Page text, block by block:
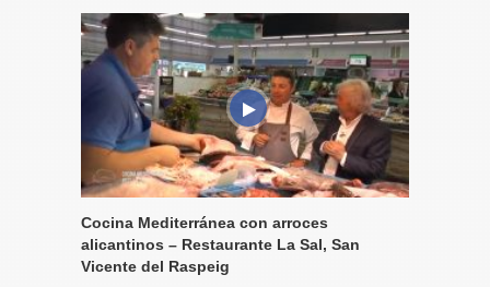
Cocina Mediterránea con arroces
alicantinos – Restaurante La Sal, San
Vicente del Raspeig